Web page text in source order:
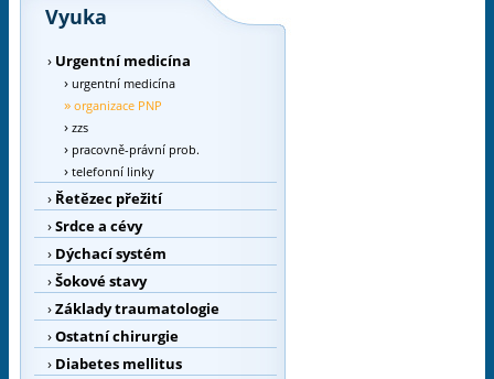
Vyuka
› Urgentní medicína
› urgentní medicína
» organizace PNP
› zzs
› pracovně-právní prob.
› telefonní linky
› Řetězec přežití
›Srdce a cévy
› Dýchací systém
›Šokové stavy
›Základy traumatologie
›Ostatní chirurgie
› Diabetes mellitus